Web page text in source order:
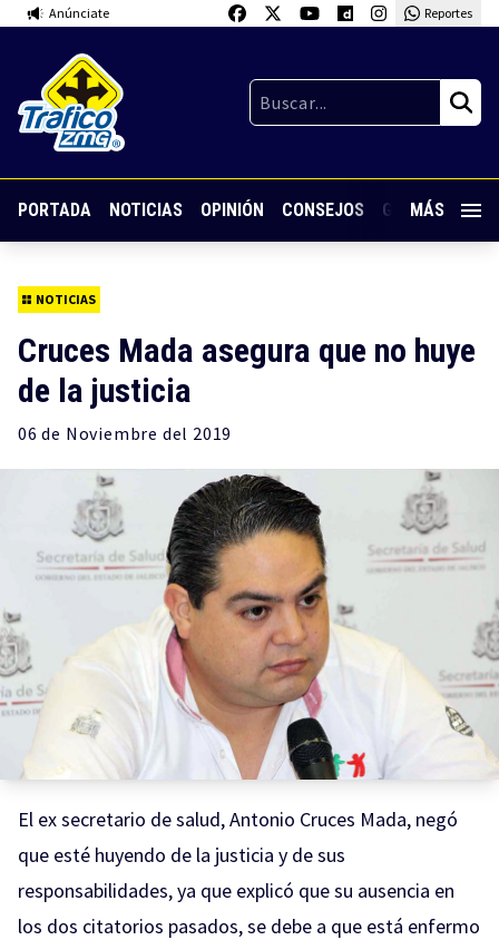
Anúnciate Reportes
PORTADA NOTICIAS OPINIÓN CONSEJOS GUARDIA
MÁS
NOTICIAS
Cruces Mada asegura que no huye
de la justicia
06 de Noviembre del 2019
El ex secretario de salud, Antonio Cruces Mada, negó
que esté huyendo de la justicia y de sus
responsabilidades, ya que explicó quesu ausencia en
los dos citatorios pasados, se debe a que está enfermo